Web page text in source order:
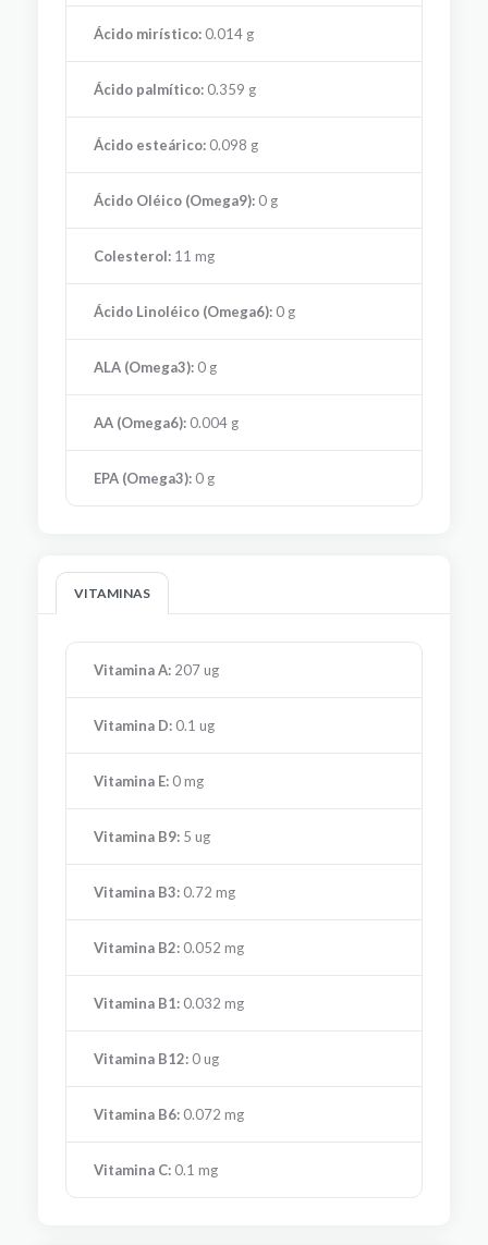
Ácido mirístico: 0.014 g
Ácido palmítico: 0.359 g
Ácido esteárico: 0.098 g
Ácido Oléico (Omega9): 0 g
Colesterol: 11 mg
Ácido Linoléico (Omega6): 0 g
ALA (Omega3): 0 g
AA (Omega6): 0.004 g
EPA (Omega3): 0 g
VITAMINAS
Vitamina A: 207 ug
Vitamina D: 0.1 ug
Vitamina E: 0 mg
Vitamina B9: 5 ug
Vitamina B3: 0.72 mg
Vitamina B2: 0.052 mg
Vitamina B1: 0.032 mg
Vitamina B12: 0 ug
Vitamina B6: 0.072 mg
Vitamina C: 0.1 mg